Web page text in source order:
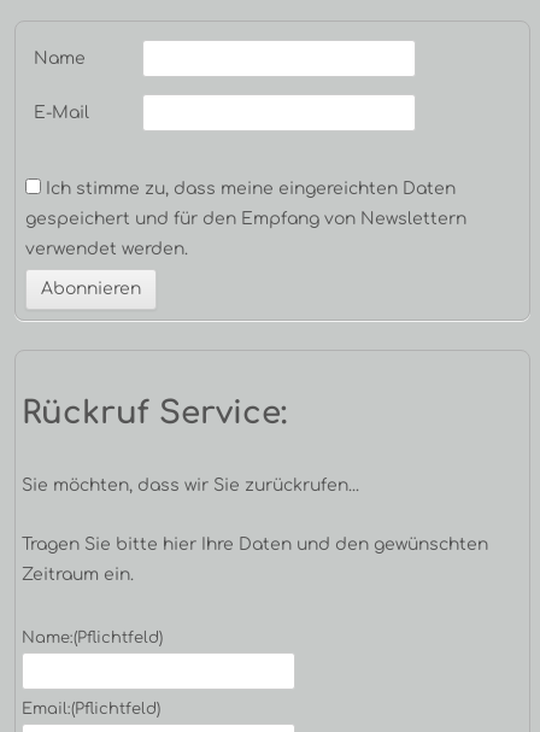
Name
E-Mail
Ich stimme zu, dass meine eingereichten Daten
gespeichert und für den Empfang von Newslettern
verwendet werden.
Rückruf Service:
Sie möchten, dass wir Sie zurückrufen...
Tragen Sie bitte hier Ihre Daten und den gewünschten
Zeitraum ein.
Name:(Pflichtfeld)
Email:(Pflichtfeld)